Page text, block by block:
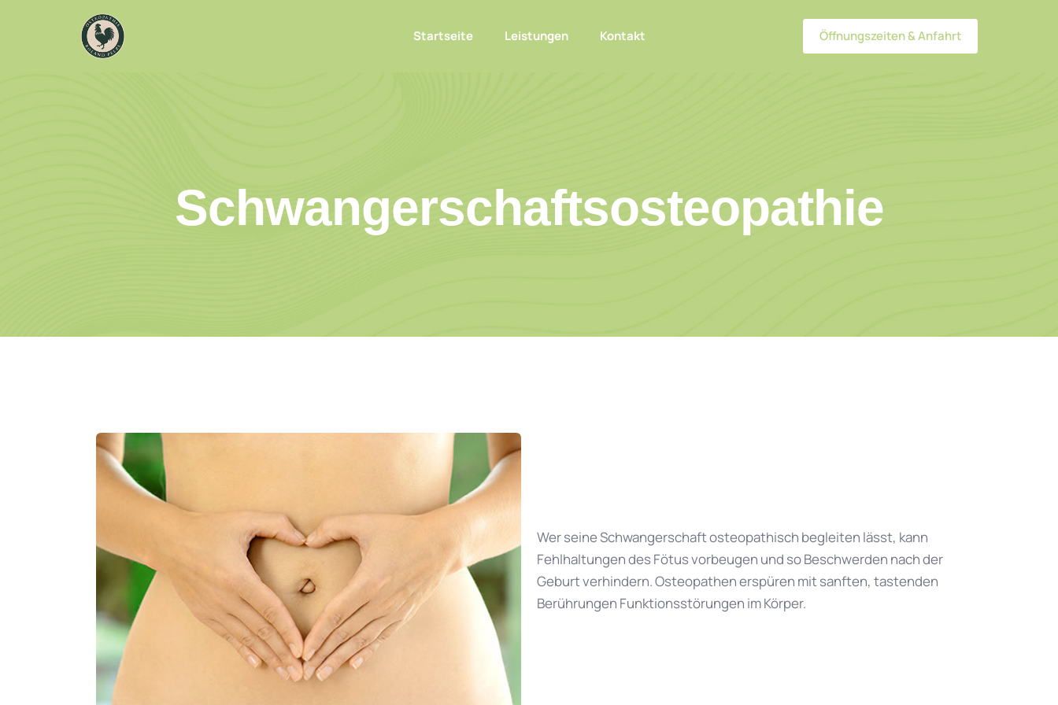
Startseite Leistungen Kontakt Öffnungszeiten & Anfahrt
Schwangerschaftsosteopathie
Wer seine Schwangerschaft osteopathisch begleiten lässt, kann
Fehlhaltungen des Fötus vorbeugen und so Beschwerden nach der
Geburt verhindern. Osteopathen erspüren mit sanften, tastenden
Berührungen Funktionsstörungen im Körper.